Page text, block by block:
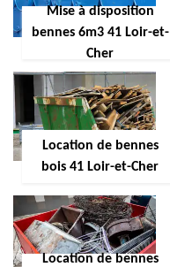
Mise à disposition
bennes 6m3 41 Loir-et-
Cher
Location de bennes
bois 41 Loir-et-Cher
Location de bennes